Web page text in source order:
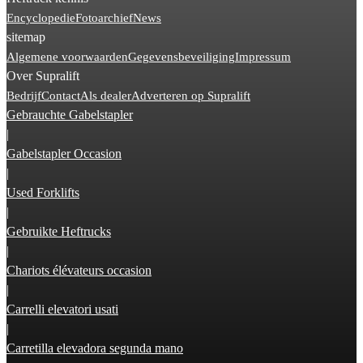
EncyclopedieFotoarchiefNews
sitemap
Algemene voorwaardenGegevensbeveiligingImpressum
Over Supralift
BedrijfContactAls dealerAdverteren op Supralift
Gebrauchte Gabelstapler
|
Gabelstapler Occasion
|
Used Forklifts
|
Gebruikte Heftrucks
|
Chariots élévateurs occasion
|
Carrelli elevatori usati
|
Carretilla elevadora segunda mano